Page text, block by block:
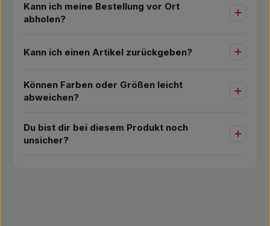
Kann ich meine Bestellung vor Ort
abholen?
Kann ich einen Artikel zurückgeben?
Können Farben oder Größen leicht
abweichen?
Du bist dir bei diesem Produkt noch
unsicher?